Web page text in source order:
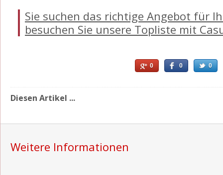
Sie suchen das richtige Angebot für
besuchen Sie unsere Topliste mit
0 0 0
Diesen Artikel ...
Weitere Informationen